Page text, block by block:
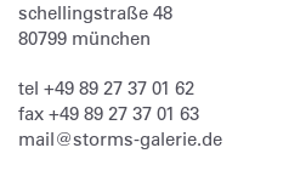
schellingstraße 48
80799 münchen
tel +49 89 27 37 01 62
fax +49 89 27 37 01 63
mail@storms-galerie.de